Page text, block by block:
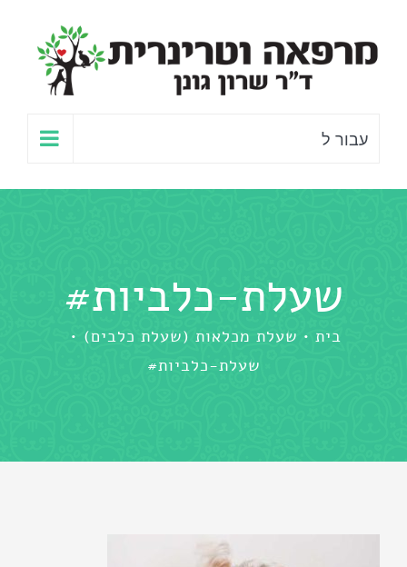
לתוכן
עבור ל
שעלת-כלביות#
בית
שעלת מכלאות (שעלת כלבים)
שעלת-כלביות#